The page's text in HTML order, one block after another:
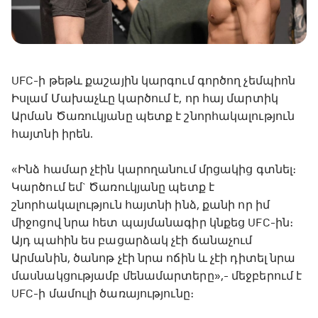
UFC-ի թեթև քաշային կարգում գործող չեմպիոն
Իսլամ Մախաչևը կարծում է, որ հայ մարտիկ
Արման Ծառուկյանը պետք է շնորհակալություն
հայտնի իրեն.
«Ինձ համար չէին կարողանում մրցակից գտնել։
Կարծում եմ` Ծառուկյանը պետք է
շնորհակալություն հայտնի ինձ, քանի որ իմ
միջոցով նրա հետ պայմանագիր կնքեց UFC-ին։
Այդ պահին ես բացարձակ չէի ճանաչում
Արմանին, ծանոթ չէի նրա ոճին և չէի դիտել նրա
մասնակցությամբ մենամարտերը»,- մեջբերում է
UFC-ի մամուլի ծառայությունը։